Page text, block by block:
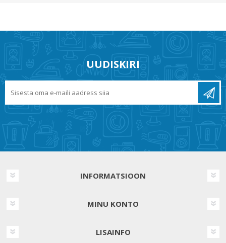
UUDISKIRI
INFORMATSIOON
MINU KONTO
LISAINFO